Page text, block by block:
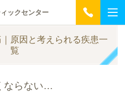
ックセンター
原因と考えられる疾患一
覧
ならない…